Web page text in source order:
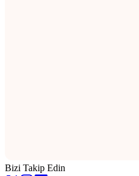
Bizi Takip Edin